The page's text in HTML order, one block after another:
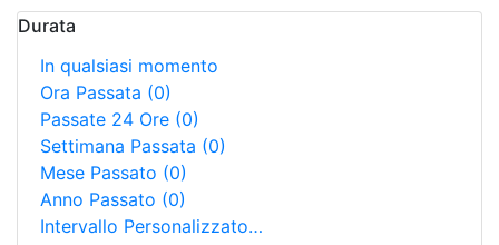
Durata
In qualsiasi momento
Ora Passata (0)
Passate 24 Ore (0)
Settimana Passata (0)
Mese Passato (0)
Anno Passato (0)
Intervallo Personalizzato…